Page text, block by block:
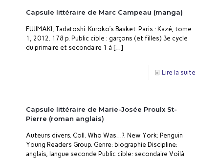
Capsule littéraire de Marc Campeau (manga)
FUJIMAKI, Tadatoshi. Kuroko’s Basket. Paris : Kazé, tome
1, 2012. 178 p. Public cible : garçons (et filles) 3e cycle
du primaire et secondaire 1 à […]
Lire la suite
Capsule littéraire de Marie-Josée Proulx St-
Pierre (roman anglais)
Auteurs divers. Coll. Who Was…?. New York: Penguin
Young Readers Group. Genre: biographie Discipline:
anglais, langue seconde Public cible: secondaire Voilà